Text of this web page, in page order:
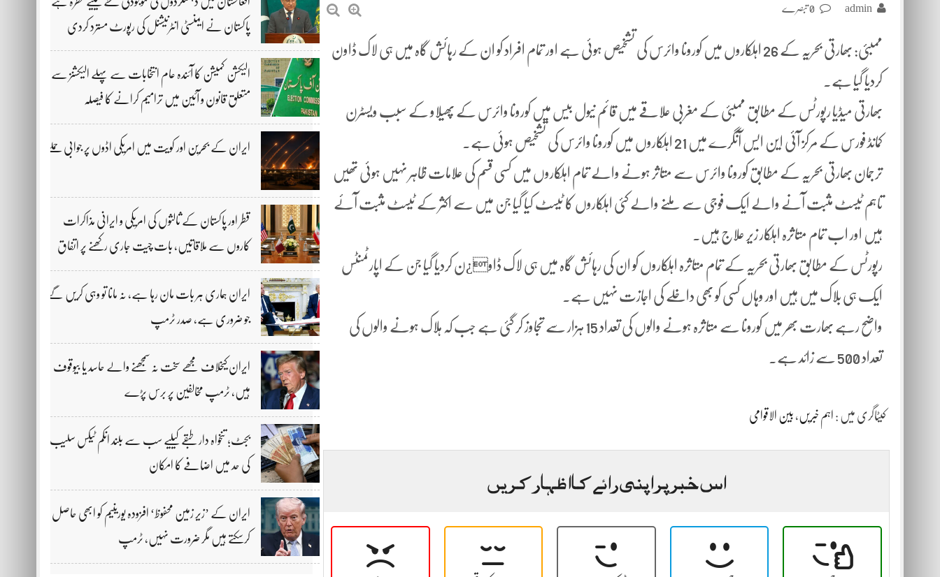
پاکستان نے ایمنسٹی انٹرنیشنل کی رپورٹ مسترد کردی
الیکشن کمیشن کا آئندہ عام انتخابات سے پہلے الیکشنز سے
متعلق قانون و آئین میں ترامیم کرانے کا فیصلہ
ایران کے بحرین اور کویت میں امریکی اڈوں پر جوابی حملے
قطر اور پاکستان کے ثالثوں کی امریکی و ایرانی مذاکرات
کاروں سے ملاقاتیں، بات چیت جاری رکھنے پر اتفاق
ایران ہماری ہر بات مان رہا ہے، نہ مانا تو وہی کریں گے
جو ضروری ہے، صدر ٹرمپ
ایران کیخلاف مجھے سخت نہ سمجھنے والے حاسد یا بیوقوف
ہیں، ٹرمپ مخالفین پر برس پڑے
بجٹ؛ تنخواہ دار طبقے کیلیے سب سے بلند انکم ٹیکس سلیب
کی حد میں اضافے کا امکان
ایران کے ’زیر زمین محفوظ‘ افزودہ یورینیم کو ابھی حاصل
کرسکتے ہیں مگر ضرورت نہیں، ٹرمپ
admin
ممبئی: بھارتی بحریہ کے 26 اہلکاروں میں کورونا وائرس کی تشخیص ہوئی ہے اور تمام افراد کو ان کے رہائش گاہ میں ہی لاک ڈاون
کردیا گیا ہے۔
بھارتی میڈیا رپورٹس کے مطابق ممبئی کے مغربی علاقے میں قائم نیول بیس میں کورونا وائرس کے پھیلاو کے سبب ویسٹرن
کمانڈ فورس کے مرکز آئی این ایس آنگرے میں 21 اہلکاروں میں کورونا وائرس کی تشخیص ہوئی ہے۔
ترجمان بھارتی بحریہ کے مطابق کورونا وائرس سے متاثر ہونے والے تمام اہلکاروں میں کسی قسم کی علامات ظاہر نہیں ہوئی تھیں
تاہم ٹیسٹ مثبت آنے والے ایک فوجی سے ملنے والے کئی اہلکاروں کا ٹیسٹ کیا گیا جن میں سے اکثر کے ٹیسٹ مثبت آئے
ہیں اور اب تمام متاثرہ اہلکار زیر علاج ہیں۔
رپورٹس کے مطابق بھارتی بحریہ کے تمام متاثرہ اہلکاروں کو ان کی رہائش گاہ میں ہی لاک ڈاو¿ن کردیا گیا جن کے اپارٹمنٹس
ایک ہی بلاک میں ہیں اور وہاں کسی کو بھی داخلے کی اجازت نہیں ہے۔
واضح رہے بھارت بھر میں کورونا سے متاثرہ ہونے والوں کی تعداد 15 ہزار سے تجاوز کر گئی ہے جب کہ ہلاک ہونے والوں کی
تعداد 500 سے زائد ہے۔
کیٹاگری میں : اہم خبریں ، بین الاقوامی
اس خبر پر اپنی رائے کا اظہار کریں